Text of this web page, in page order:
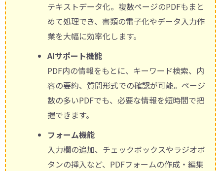
テキストデータ化。複数ページのPDFもまと
めて処理でき、書類の電子化やデータ入力作
業を大幅に効率化します。
AIサポート機能
PDF内の情報をもとに、キーワード検索、内
容の要約、質問形式での確認が可能。ページ
数の多いPDFでも、必要な情報を短時間で把
握できます。
フォーム機能
入力欄の追加、チェックボックスやラジオボ
タンの挿入など、PDFフォームの作成・編集